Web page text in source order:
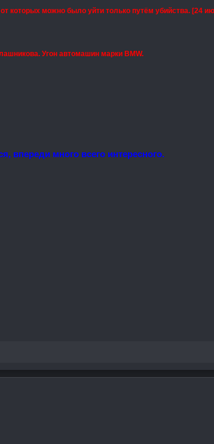
которых можно было уйти только путём убийства. [24
Угон автомашин марки BMW.
впереди много всего интересного.